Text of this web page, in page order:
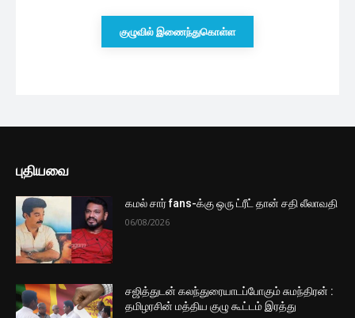
குழுவில் இணைந்துகொள்ள
புதியவை
கமல் சார் fans-க்கு ஒரு ட்ரீட் தான் சதி லீலாவதி
06/08/2026
சஜித்துடன் கலந்துரையாடப்போகும் சுமந்திரன் :
தமிழரசின் மத்திய குழு கூட்டம் இரத்து